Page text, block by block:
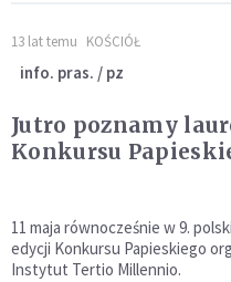
13 lat temu KOŚCIÓŁ
info. pras. / pz
Jutro poznamy
Konkursu
11 maja równocześnie w 9.
edycji Konkursu Papieskiego
Instytut Tertio Millennio.